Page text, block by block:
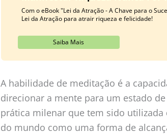
Com o eBook "Lei da Atração - A Chave para o
Lei da Atração para atrair riqueza e felicidade!
Saiba Mais
A habilidade de meditação é a
direcionar a mente para um estado
prática milenar que tem sido
do mundo como uma forma de